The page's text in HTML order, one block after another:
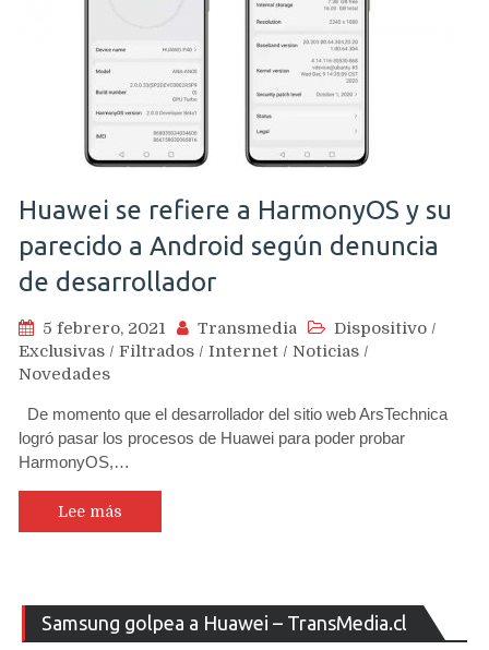
Huawei se refiere a HarmonyOS y su
parecido a Android según denuncia
de desarrollador
5 febrero, 2021 Transmedia Dispositivo /
Exclusivas / Filtrados / Internet / Noticias /
Novedades
De momento que el desarrollador del sitio web ArsTechnica
logró pasar los procesos de Huawei para poder probar
HarmonyOS,…
Lee más
Samsung golpea a Huawei – TransMedia.cl
de